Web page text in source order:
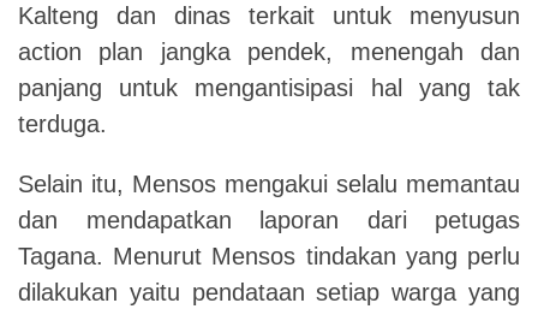
Kalteng dan dinas terkait untuk menyusun
action plan jangka pendek, menengah dan
panjang untuk mengantisipasi hal yang tak
terduga.
Selain itu, Mensos mengakui selalu memantau
dan mendapatkan laporan dari petugas
Tagana. Menurut Mensos tindakan yang perlu
dilakukan yaitu pendataan setiap warga yang